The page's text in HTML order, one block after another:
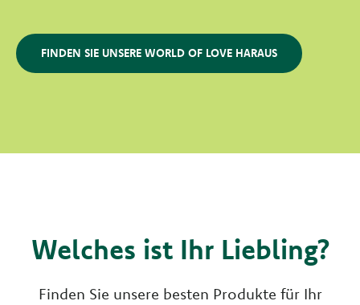
FINDEN SIE UNSERE WORLD OF LOVE HARAUS
Welches ist Ihr Liebling?
Finden Sie unsere besten Produkte für Ihr